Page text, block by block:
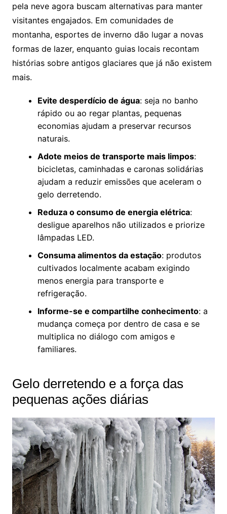
pela neve agora buscam alternativas para manter
visitantes engajados. Em comunidades de
montanha, esportes de inverno dão lugar a novas
formas de lazer, enquanto guias locais recontam
histórias sobre antigos glaciares que já não existem
mais.
Evite desperdício de água: seja no banho
rápido ou ao regar plantas, pequenas
economias ajudam a preservar recursos
naturais.
Adote meios de transporte mais limpos:
bicicletas, caminhadas e caronas solidárias
ajudam a reduzir emissões que aceleram o
gelo derretendo.
Reduza o consumo de energia elétrica:
desligue aparelhos não utilizados e priorize
lâmpadas LED.
Consuma alimentos da estação: produtos
cultivados localmente acabam exigindo
menos energia para transporte e
refrigeração.
Informe-se e compartilhe conhecimento: a
mudança começa por dentro de casa e se
multiplica no diálogo com amigos e
familiares.
Gelo derretendo e a força das
pequenas ações diárias